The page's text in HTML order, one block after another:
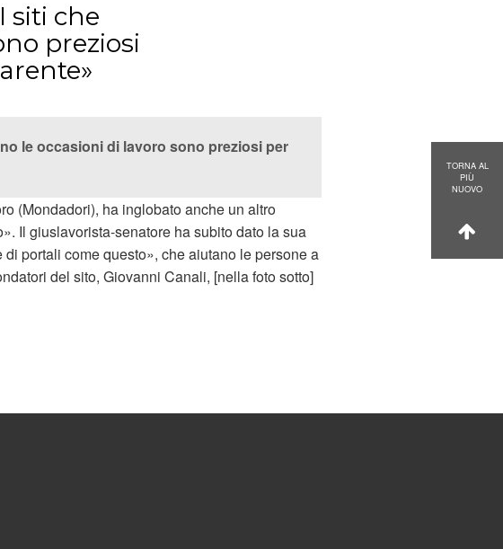
siti che
preziosi
le occasioni di lavoro sono preziosi per
(Mondadori), ha inglobato anche un altro
Il giuslavorista-senatore ha subito dato la sua
portali come questo», che aiutano le persone a
del sito, Giovanni Canali, [nella foto sotto]
TORNA AL
PIÙ
NUOVO